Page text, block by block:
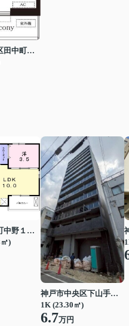
神戸市東灘区田中町３丁目
西宮市山口町中野１丁目
)
神戸市中央区下山手通７丁目
1K (23.30㎡)
6.7万円